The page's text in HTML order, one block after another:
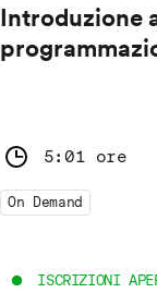
Introduzione
5:01 ore
On Demand
ISCRIZIONI